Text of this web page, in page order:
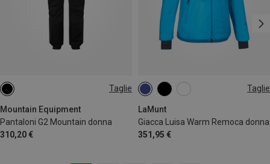
Taglie
Mountain Equipment
Pantaloni G2 Mountain donna
310,20 €
XS Taglie
LaMunt
Giacca Luisa Warm Remoca donna
351,95 €
XS S